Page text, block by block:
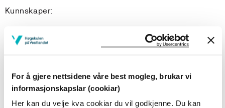
For å gjere nettsidene våre best mogleg, brukar vi
informasjonskapslar (cookiar)
Her kan du velje kva cookiar du vil godkjenne. Du kan
Kunnskaper:
gjøre rede for de viktigste teorier, modeller og
metoder i veiledning
Ferdigheter: